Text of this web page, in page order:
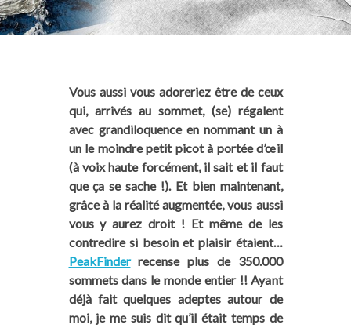
Vous aussi vous adoreriez être de ceux
qui, arrivés au sommet, (se) régalent
avec grandiloquence en nommant un à
un le moindre petit picot à portée d’œil
(à voix haute forcément, il sait et il faut
que ça se sache !). Et bien maintenant,
grâce à la réalité augmentée, vous aussi
vous y aurez droit ! Et même de les
contredire si besoin et plaisir étaient…
PeakFinderrecense plus de 350.000
sommets dans le monde entier !! Ayant
déjà fait quelques adeptes autour de
moi, je me suis dit qu’il était temps de